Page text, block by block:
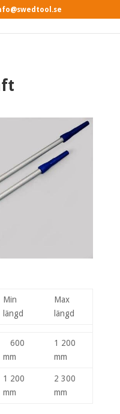
Min
längd
Max
längd
600
mm
1 200
mm
1 200
mm
2 300
mm